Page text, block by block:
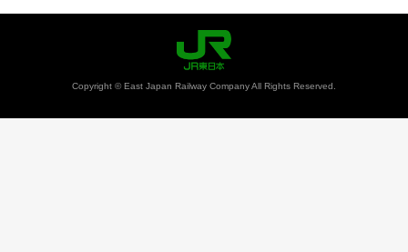
Copyright © East Japan Railway Company All Rights Reserved.